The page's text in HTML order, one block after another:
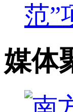
范”
媒体